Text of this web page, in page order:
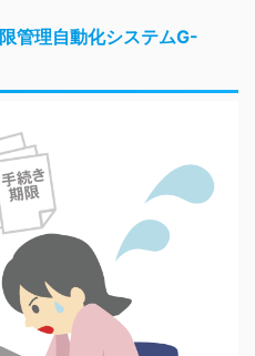
管理自動化システムG-